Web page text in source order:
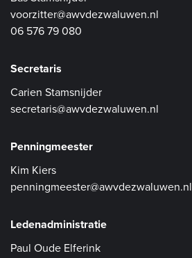
voorzitter@awvdezwaluwen.nl
06 576 79 080
Secretaris
Carien Stamsnijder
secretaris@awvdezwaluwen.nl
Penningmeester
Kim Kiers
penningmeester@awvdezwaluwen.nl
Ledenadministratie
Paul Oude Elferink